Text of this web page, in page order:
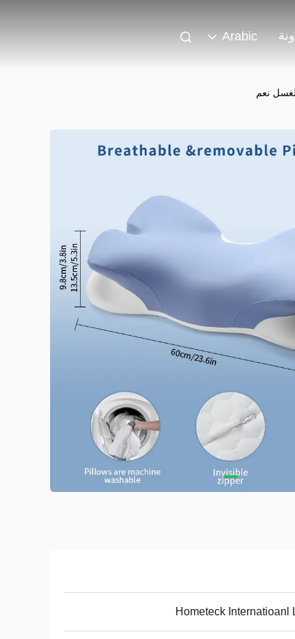
Arabic
Hometeck Internatioanl